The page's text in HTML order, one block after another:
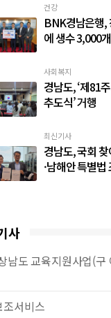
건강
BNK경남은행,
에 생수 3,000
사회복지
경남도, ‘제81
추도식’ 거행
최신기사
경남도, 국회
·남해안 특별
사
남도 교육지원사업(구
서비스